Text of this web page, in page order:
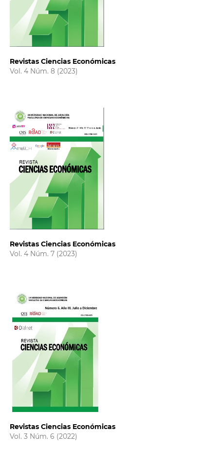
Revistas Ciencias Económicas
Vol. 4 Núm. 8 (2023)
Revistas Ciencias Económicas
Vol. 4 Núm. 7 (2023)
Revistas Ciencias Económicas
Vol. 3 Núm. 6 (2022)